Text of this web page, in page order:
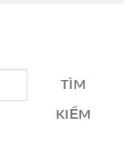
TÌM
KIẾM